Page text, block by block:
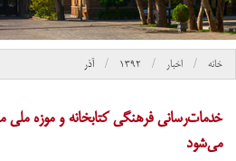
خانه اخبار ۱۳۹۲ آذر
خدمات‌رسانی فرهنگی کتابخانه و موزه ملی
می‌شود